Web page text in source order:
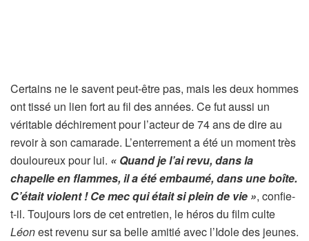
Certains ne le savent peut-être pas, mais les deux hommes
ont tissé un lien fort au fil des années. Ce fut aussi un
véritable déchirement pour l’acteur de 74 ans de dire au
revoir à son camarade. L’enterrement a été un moment très
douloureux pour lui. « Quand je l’ai revu, dans la
chapelle en flammes, il a été embaumé, dans une boîte.
C’était violent ! Ce mec qui était si plein de vie », confie-
t-il. Toujours lors de cet entretien, le héros du film culte
Léonest revenu sur sa belle amitié avec l’Idole des jeunes.